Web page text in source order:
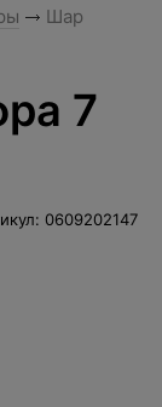
Шар
7
0609202147